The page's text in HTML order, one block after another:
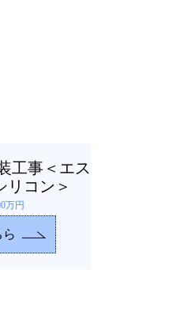
工事＜エスケ
リコン＞
万円